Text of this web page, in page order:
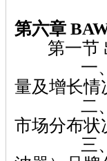
第六章
第一节
一、我
量及增长情
二、
市场分布状
三、经